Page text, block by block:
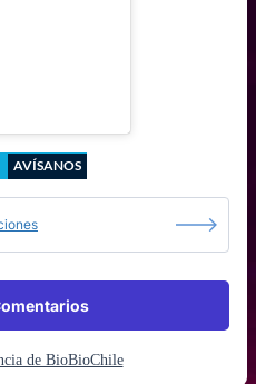
AVÍSANOS
de BioBioChile